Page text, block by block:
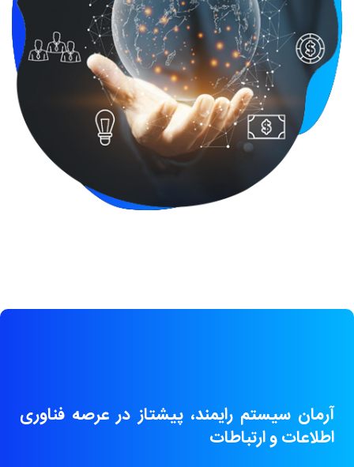
آرمان سیستم رایمند، پیشتاز در عرصه فناوری
اطلاعات و ارتباطات